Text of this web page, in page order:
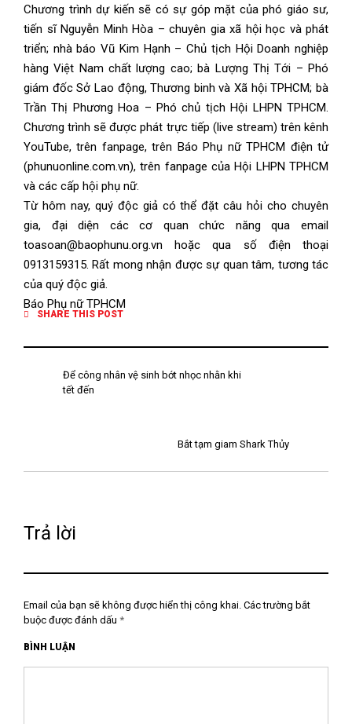
Chương trình dự kiến sẽ có sự góp mặt của phó giáo sư,
tiến sĩ Nguyễn Minh Hòa – chuyên gia xã hội học và phát
triển; nhà báo Vũ Kim Hạnh – Chủ tịch Hội Doanh nghiệp
hàng Việt Nam chất lượng cao; bà Lượng Thị Tới – Phó
giám đốc Sở Lao động, Thương binh và Xã hội TPHCM; bà
Trần Thị Phương Hoa – Phó chủ tịch Hội LHPN TPHCM.
Chương trình sẽ được phát trực tiếp (live stream) trên kênh
YouTube, trên fanpage, trên Báo Phụ nữ TPHCM điện tử
(phunuonline.com.vn), trên fanpage của Hội LHPN TPHCM
và các cấp hội phụ nữ.
Từ hôm nay, quý độc giả có thể đặt câu hỏi cho chuyên
gia, đại diện các cơ quan chức năng qua email
toasoan@baophunu.org.vn hoặc qua số điện thoại
0913159315. Rất mong nhận được sự quan tâm, tương tác
của quý độc giả.
Báo Phụ nữ TPHCM
SHARE THIS POST
Để công nhân vệ sinh bớt nhọc nhằn khi
tết đến
Bắt tạm giam Shark Thủy
Trả lời
Email của bạn sẽ không được hiển thị công khai. Các trường bắt
buộc được đánh dấu *
BÌNH LUẬN